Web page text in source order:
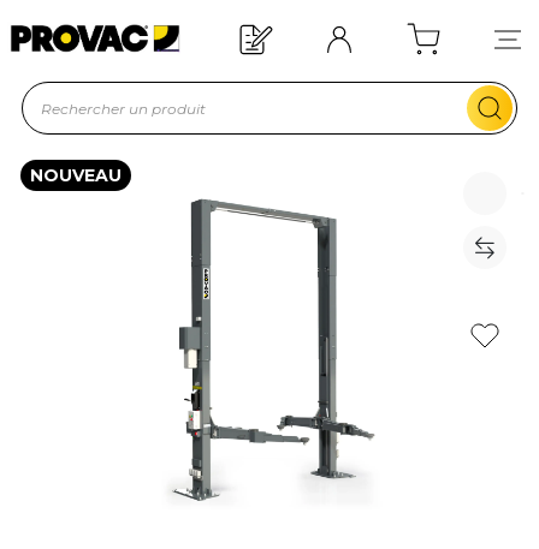
Offre de bienvenue : 20€ offerts !
En savoir plus
NOUVEAU